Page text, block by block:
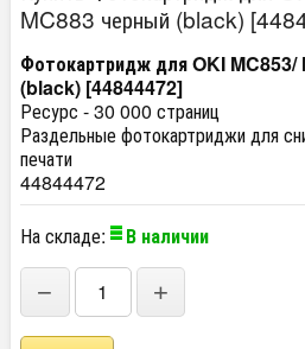
MC883 черный (black)
Фотокартридж для OKI MC853/
(black) [44844472]
Ресурс - 30 000 страниц
Раздельные фотокартриджи для
печати
44844472
На складе:
В наличии
− +